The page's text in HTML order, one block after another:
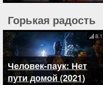
Горькая радость
Человек-паук: Нет
пути домой (2021)
8.1